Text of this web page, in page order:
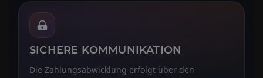
SICHERE KOMMUNIKATION
Die Zahlungsabwicklung erfolgt über den